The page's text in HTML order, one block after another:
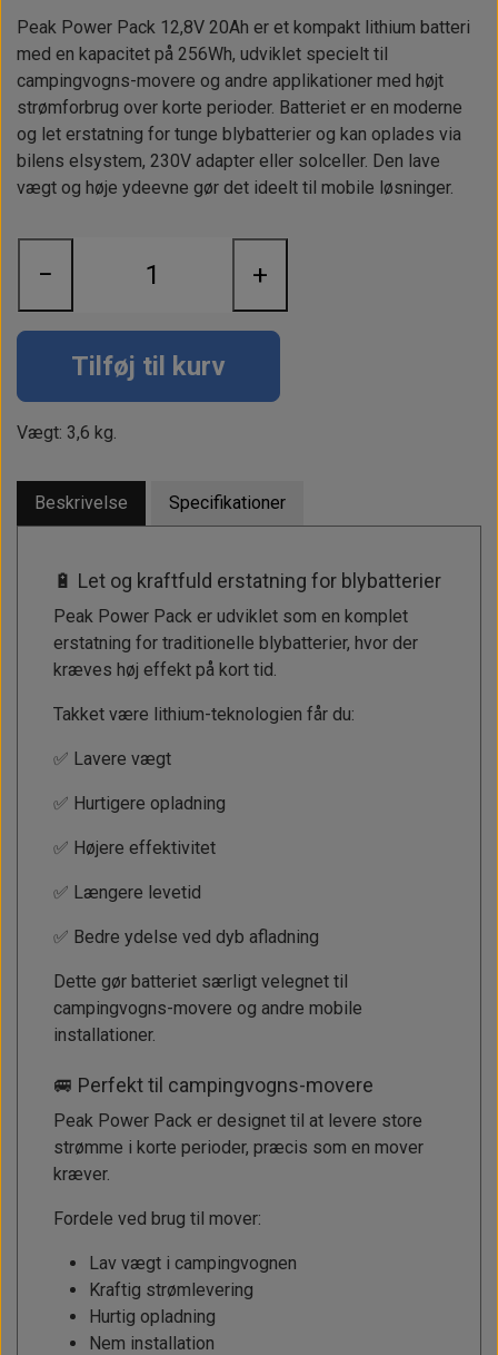
Landstrømskabler
Paneler & Kontakter
Sikringer
Værktøj
Tilbehør
Brændstoftank
Gori propeller
instrumenter
Additive
Epoxy
Børster & Svampe m.m.
El-artikler
Tøj
Solceller
Strøm
Outlet
Gavekort
Udlejning af bådudstyr
Hvem er vi
Fordele hos Shop12volt
Kontakt
Forhandler login
Peak Power Pack 12,8V 20Ah er et kompakt lithium batteri
med en kapacitet på 256Wh, udviklet specielt til
campingvogns-movere og andre applikationer med højt
strømforbrug over korte perioder. Batteriet er en moderne
og let erstatning for tunge blybatterier og kan oplades via
bilens elsystem, 230V adapter eller solceller. Den lave
vægt og høje ydeevne gør det ideelt til mobile løsninger.
− +
Tilføj til kurv
Vægt: 3,6 kg.
Beskrivelse Specifikationer
🔋 Let og kraftfuld erstatning for blybatterier
Peak Power Pack er udviklet som en komplet
erstatning for traditionelle blybatterier, hvor der
kræves høj effekt på kort tid.
Takket være lithium-teknologien får du:
✅ Lavere vægt
✅ Hurtigere opladning
✅ Højere effektivitet
✅ Længere levetid
✅ Bedre ydelse ved dyb afladning
Dette gør batteriet særligt velegnet til
campingvogns-movere og andre mobile
installationer.
🚐 Perfekt til campingvogns-movere
Peak Power Pack er designet til at levere store
strømme i korte perioder, præcis som en mover
kræver.
Fordele ved brug til mover:
Lav vægt i campingvognen
Kraftig strømlevering
Hurtig opladning
Nem installation